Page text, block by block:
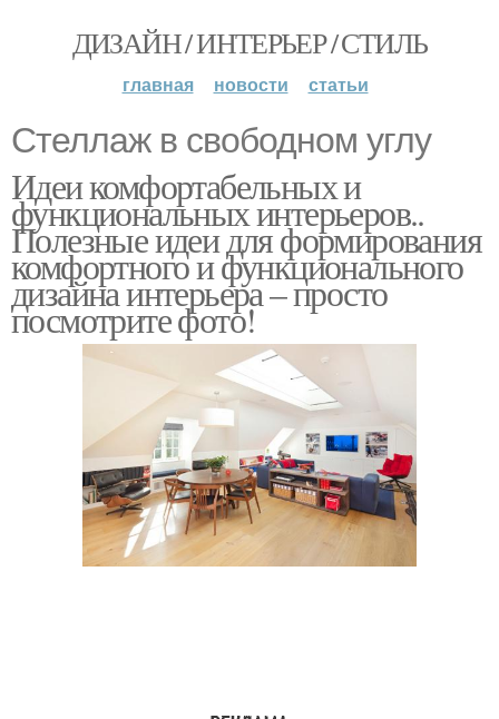
ДИЗАЙН / ИНТЕРЬЕР / СТИЛЬ
главная новости статьи
Стеллаж в свободном углу
Идеи комфортабельных и
функциональных интерьеров..
Полезные идеи для формирования
комфортного и функционального
дизайна интерьера – просто
посмотрите фото!